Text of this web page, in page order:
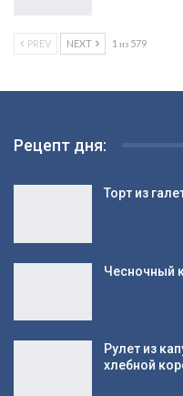
PREV NEXT 1 из 579
Рецепт дня:
Торт из
Чесночный
Рулет из
хлебной